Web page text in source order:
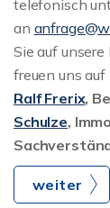
telefonisch
an
Sie auf
freuen uns
Ralf Frerix,
Schulze,
weiter